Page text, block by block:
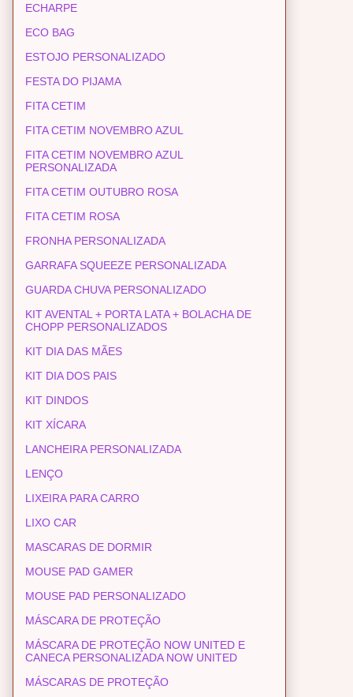
ECHARPE
ECO BAG
ESTOJO PERSONALIZADO
FESTA DO PIJAMA
FITA CETIM
FITA CETIM NOVEMBRO AZUL
FITA CETIM NOVEMBRO AZUL
PERSONALIZADA
FITA CETIM OUTUBRO ROSA
FITA CETIM ROSA
FRONHA PERSONALIZADA
GARRAFA SQUEEZE PERSONALIZADA
GUARDA CHUVA PERSONALIZADO
KIT AVENTAL + PORTA LATA + BOLACHA DE
CHOPP PERSONALIZADOS
KIT DIA DAS MÃES
KIT DIA DOS PAIS
KIT DINDOS
KIT XÍCARA
LANCHEIRA PERSONALIZADA
LENÇO
LIXEIRA PARA CARRO
LIXO CAR
MASCARAS DE DORMIR
MOUSE PAD GAMER
MOUSE PAD PERSONALIZADO
MÁSCARA DE PROTEÇÃO
MÁSCARA DE PROTEÇÃO NOW UNITED E
CANECA PERSONALIZADA NOW UNITED
MÁSCARAS DE PROTEÇÃO